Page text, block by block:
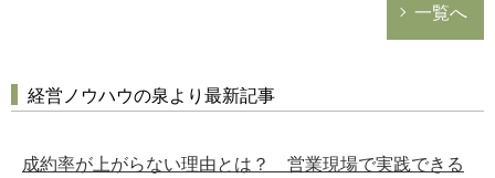
一覧へ
経営ノウハウの泉より最新記事
成約率が上がらない理由とは？ 営業現場で実践できる